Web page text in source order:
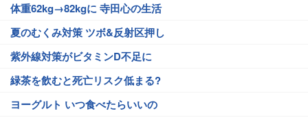
体重62kg→82kgに 寺田心の生活
夏のむくみ対策 ツボ&反射区押し
紫外線対策がビタミンD不足に
緑茶を飲むと死亡リスク低まる?
ヨーグルト いつ食べたらいいの